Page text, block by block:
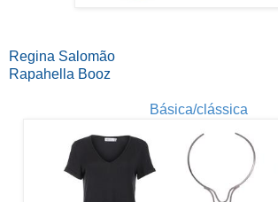
Regina Salomão
Rapahella Booz
Básica/clássica